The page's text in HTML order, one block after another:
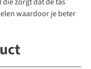
waardoor je beter